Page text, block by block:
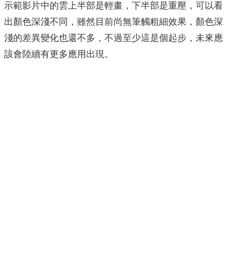
示範影片中的雲上半部是輕畫，下半部是重壓，可以看
出顏色深淺不同，雖然目前尚無筆觸粗細效果，顏色深
淺的差異變化也還不多，不過至少這是個起步，未來應
該會陸續有更多應用出現。